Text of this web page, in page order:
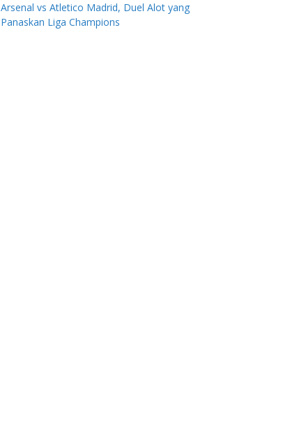
Arsenal vs Atletico Madrid, Duel Alot yang
Panaskan Liga Champions